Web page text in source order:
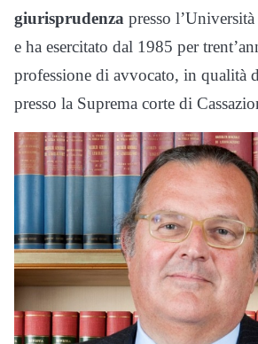
giurisprudenza presso
e ha esercitato dal 1985 per
professione di avvocato, in qualità
presso la Suprema corte di